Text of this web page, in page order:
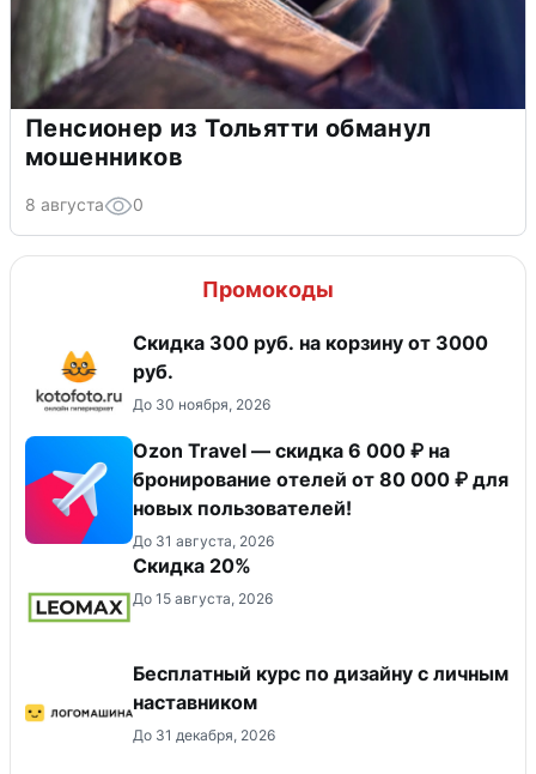
Пенсионер из Тольятти обманул
мошенников
8 августа 0
Промокоды
Скидка 300 руб. на корзину от 3000
руб.
До 30 ноября, 2026
Ozon Travel — скидка 6 000 ₽ на
бронирование отелей от 80 000 ₽ для
новых пользователей!
До 31 августа, 2026
Скидка 20%
До 15 августа, 2026
Бесплатный курс по дизайну с личным
наставником
До 31 декабря, 2026